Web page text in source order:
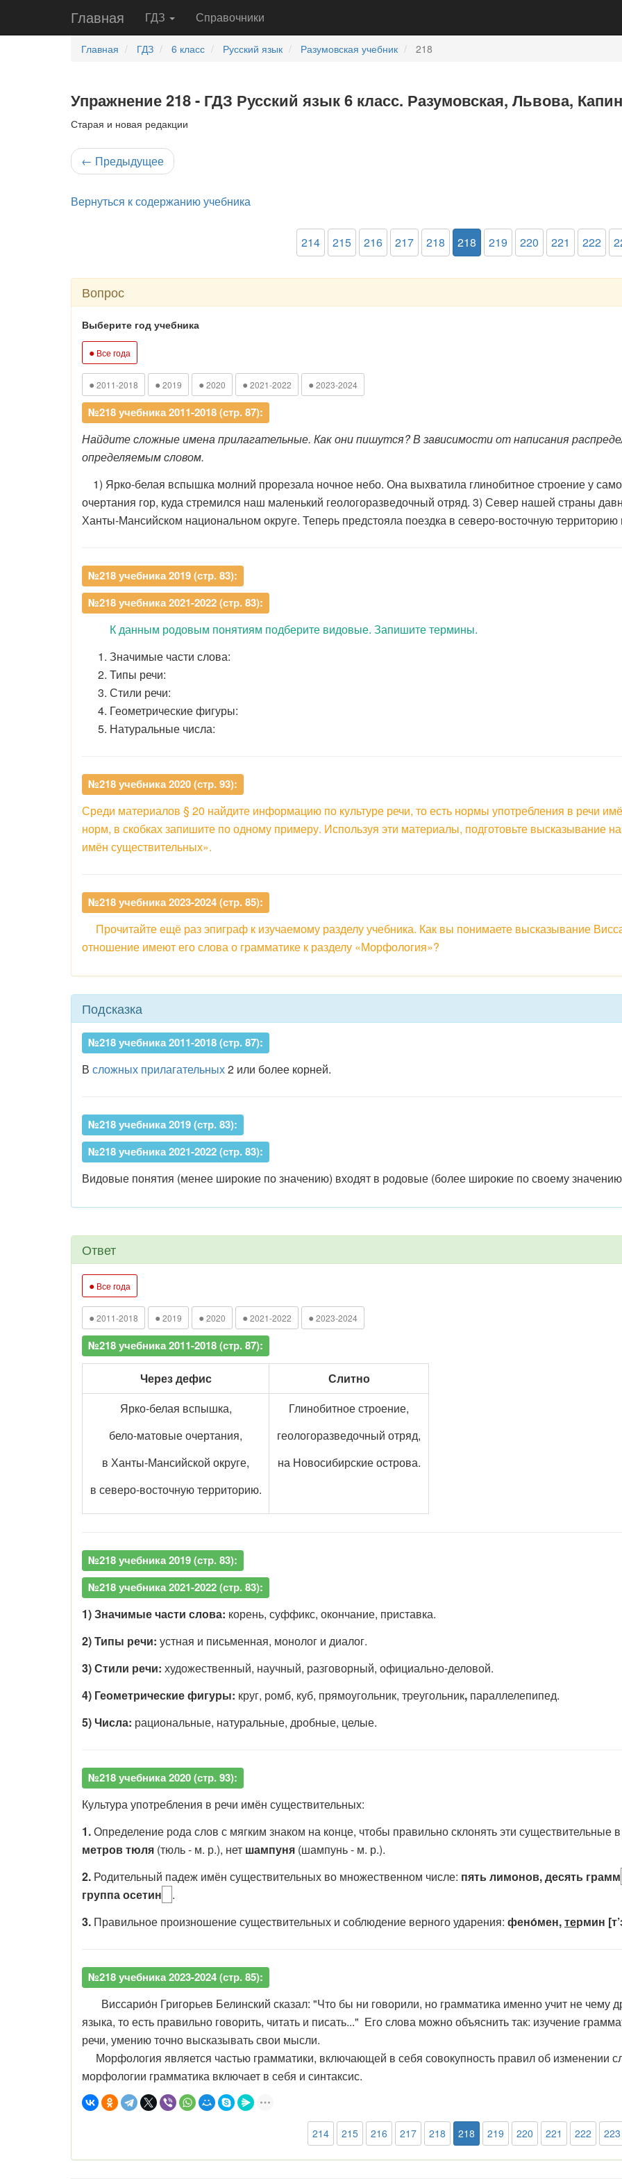
Главная ГДЗ Справочники
Главная ГДЗ 6 класс Русский язык Разумовская учебник 218
Упражнение 218 - ГДЗ Русский язык 6 класс. Разумовская, Львова,
Старая и новая редакции
← Предыдущее
Вернуться к содержанию учебника
214 215 216 217 218 218 219 220 221 222
Вопрос
Выберите год учебника
● Все года
● 2011-2018 ● 2019 ● 2020 ● 2021-2022 ● 2023-2024
№218 учебника 2011-2018 (стр. 87):
Найдите сложные имена прилагательные. Как они пишутся? В зависимости от написания
определяемым словом.
1) Ярко-белая вспышка молний прорезала ночное небо. Она выхватила глинобитное строение у
очертания гор, куда стремился наш маленький геологоразведочный отряд. 3) Север нашей страны
Ханты-Мансийском национальном округе. Теперь предстояла поездка в северо-восточную
№218 учебника 2019 (стр. 83):
№218 учебника 2021-2022 (стр. 83):
К данным родовым понятиям подберите видовые. Запишите термины.
Значимые части слова:
Типы речи:
Стили речи:
Геометрические фигуры:
Натуральные числа:
№218 учебника 2020 (стр. 93):
Среди материалов § 20 найдите информацию по культуре речи, то есть нормы употребления в речи
норм, в скобках запишите по одному примеру. Используя эти материалы, подготовьте высказывание
имён существительных».
№218 учебника 2023-2024 (стр. 85):
Прочитайте ещё раз эпиграф к изучаемому разделу учебника. Как вы понимаете высказывание
отношение имеют его слова о грамматике к разделу «Морфология»?
Подсказка
№218 учебника 2011-2018 (стр. 87):
В сложных прилагательных2 или более корней.
№218 учебника 2019 (стр. 83):
№218 учебника 2021-2022 (стр. 83):
Видовые понятия (менее широкие по значению) входят в родовые (более широкие по своему
Ответ
● Все года
● 2011-2018 ● 2019 ● 2020 ● 2021-2022 ● 2023-2024
№218 учебника 2011-2018 (стр. 87):
Через дефис
Слитно
Ярко-белая вспышка,
бело-матовые очертания,
в Ханты-Мансийской округе,
в северо-восточную территорию.
Глинобитное строение,
геологоразведочный отряд,
на Новосибирские острова.
№218 учебника 2019 (стр. 83):
№218 учебника 2021-2022 (стр. 83):
1) Значимые части слова: корень, суффикс, окончание, приставка.
2) Типы речи: устная и письменная, монолог и диалог.
3) Стили речи: художественный, научный, разговорный, официально-деловой.
4) Геометрические фигуры: круг, ромб, куб, прямоугольник, треугольник, параллелепипед.
5) Числа: рациональные, натуральные, дробные, целые.
№218 учебника 2020 (стр. 93):
Культура употребления в речи имён существительных:
1.Определение рода слов с мягким знаком на конце, чтобы правильно склонять эти существительные
метров тюля (тюль - м. р.), нет шампуня (шампунь - м. р.).
2. Родительный падеж имён существительных во множественном числе: пять лимонов, десять грамм
группа осетин
.
3. Правильное произношение существительных и соблюдение верного ударения: фено́мен,термин
№218 учебника 2023-2024 (стр. 85):
Виссарио́н Григорьев Белинский сказал: "Что бы ни говорили, но грамматика именно учит не чему
языка, то есть правильно говорить, читать и писать..." Его слова можно объяснить так: изучение
речи, умению точно высказывать свои мысли.
Морфология является частью грамматики, включающей в себя совокупность правил об изменении
морфологии грамматика включает в себя и синтаксис.
214 215 216 217 218 218 219 220 221 222 223